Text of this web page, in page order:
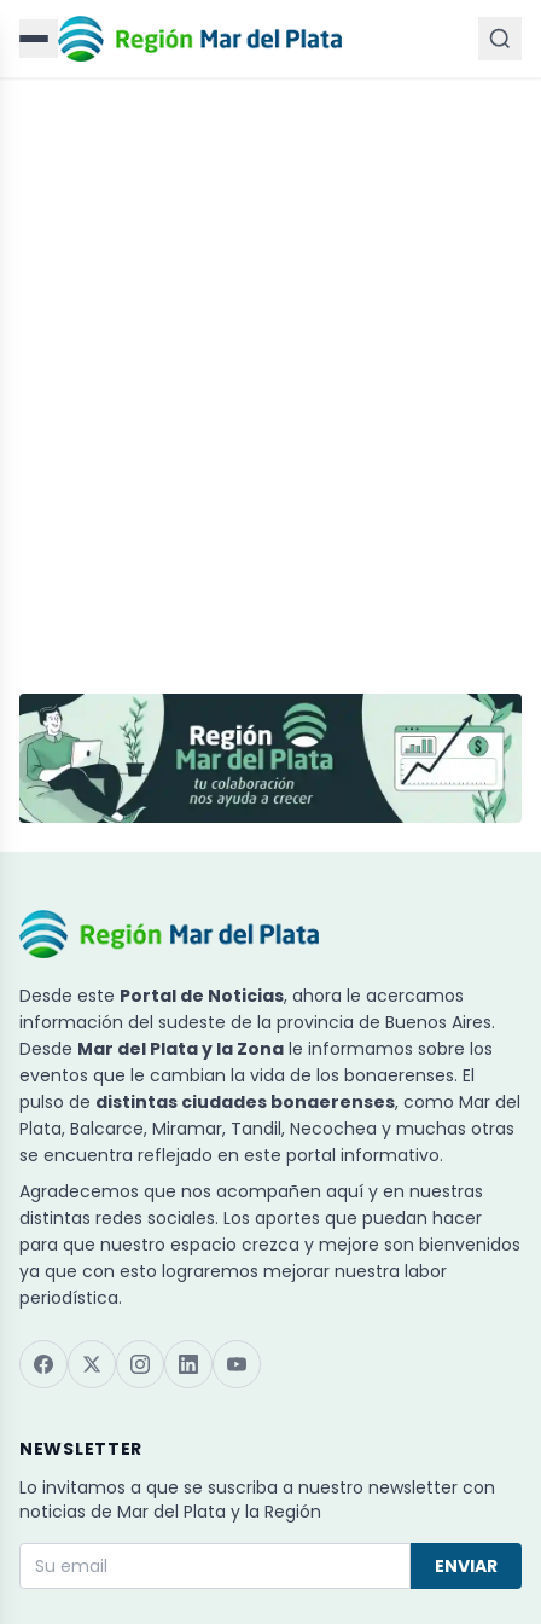
Desde este Portal de Noticias, ahora le acercamos
información del sudeste de la provincia de Buenos Aires.
Desde Mar del Plata y la Zona le informamos sobre los
eventos que le cambian la vida de los bonaerenses. El
pulso de distintas ciudades bonaerenses, como Mar del
Plata, Balcarce, Miramar, Tandil, Necochea y muchas otras
se encuentra reflejado en este portal informativo.
Agradecemos que nos acompañen aquí y en nuestras
distintas redes sociales. Los aportes que puedan hacer
para que nuestro espacio crezca y mejore son bienvenidos
ya que con esto lograremos mejorar nuestra labor
periodística.
NEWSLETTER
Lo invitamos a que se suscriba a nuestro newsletter con
noticias de Mar del Plata y la Región
ENVIAR